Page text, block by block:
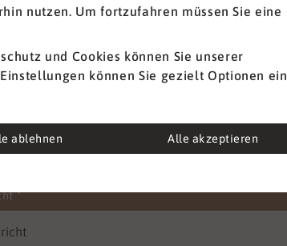
*
nutzen. Um fortzufahren müssen Sie eine
und Cookies können Sie unserer
können Sie gezielt Optionen ein
ablehnen Alle akzeptieren